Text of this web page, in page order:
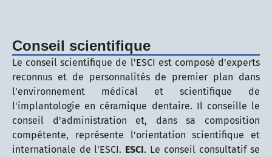
Conseil scientifique
Le conseil scientifique de l'ESCI est composé d'experts
reconnus et de personnalités de premier plan dans
l'environnement médical et scientifique de
l'implantologie en céramique dentaire. Il conseille le
conseil d'administration et, dans sa composition
compétente, représente l'orientation scientifique et
internationale de l'ESCI. ESCI. Le conseil consultatif se